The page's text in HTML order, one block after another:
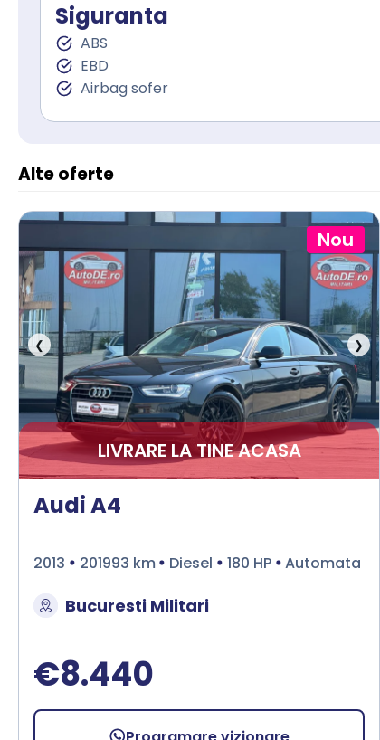
Siguranta
ABS
EBD
Airbag sofer
Alte oferte
Nou
❮ ❯
LIVRARE LA TINE ACASA
Audi A4
2013 201993 km Diesel 180 HP Automata
Bucuresti Militari
€8.440